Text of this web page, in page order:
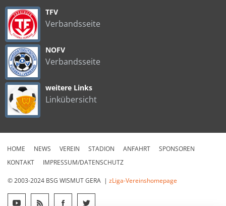
TFV
Verbandsseite
NOFV
Verbandsseite
weitere Links
Linkübersicht
HOME NEWS VEREIN STADION ANFAHRT
SPONSOREN
KONTAKT
IMPRESSUM/DATENSCHUTZ
© 2003-2024 BSG WISMUT GERA | zLiga-Vereinshomepage